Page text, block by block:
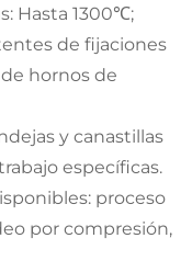
Hasta 1300℃;
de fijaciones
hornos de
y canastillas
específicas.
proceso
por compresión,